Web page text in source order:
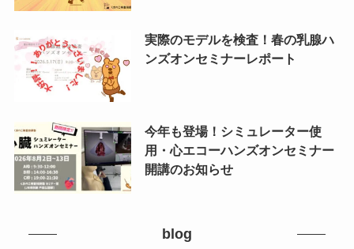
実際のモデルを検査！春の乳腺ハ
ンズオンセミナーレポート
今年も登場！シミュレーター使
用・心エコーハンズオンセミナー
開講のお知らせ
blog